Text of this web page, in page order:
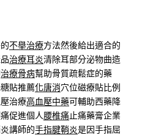
不舉治療方法然後給出適合的
治療耳炎清除耳部分泌物曲造
治療骨病幫助骨質疏鬆症的藥
貼推薦化唐消穴位磁療貼比例
治療高血壓中藥可輔助西藥降
促進個人 腰椎痛 止痛藥膏企業
講師的手指腱鞘炎是因手指屈